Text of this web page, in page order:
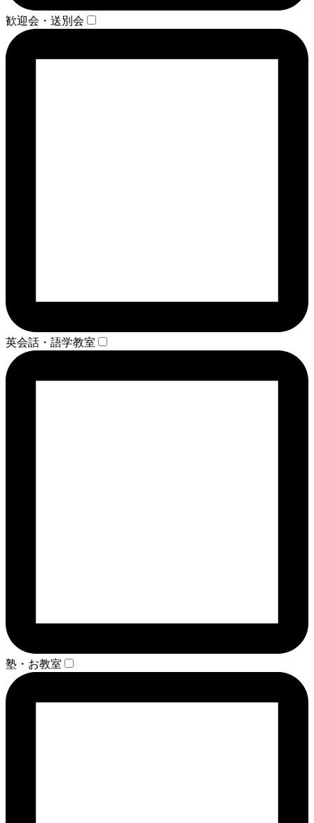
歓迎会・送別会
英会話・語学教室
塾・お教室